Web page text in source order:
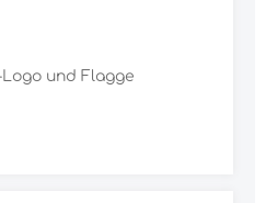
atemberaubende
Atmungsaktiver
und Flagge